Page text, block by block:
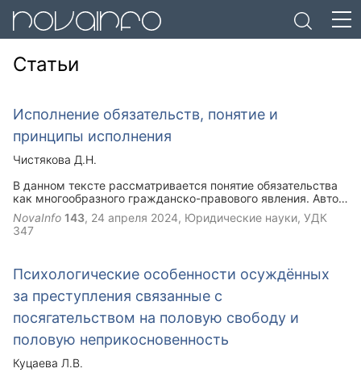
Статьи
Исполнение обязательств, понятие и
принципы исполнения
Чистякова Д.Н.
В данном тексте рассматривается понятие обязательства
как многообразного гражданско-правового явления. Автор
акцентирует внимание на том, что обязательство может
рассматриваться как гражданское правоотношение, по
которому должник обязан выполнить определенное
надлежащее и реальное исполнение. Подчеркивается, что
правовая ответственность. Основная идея статьи строится
вокруг понятия исполнения обязательств, как совершения
определенных действий со стороны должника и
кредитора, направленных на достижение цели
ключевые принципы исполнения обязательств и их
NovaInfo 143, 24 апреля 2024, Юридические науки, УДК
347
Психологические особенности осуждённых
за преступления связанные с
посягательством на половую свободу и
половую неприкосновенность
Куцаева Л.В.